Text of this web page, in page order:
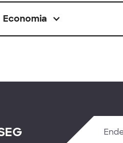
Economia